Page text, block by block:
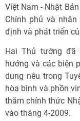
Việt Nam - Nhật
Chính phủ và
định và phát triển
Hai Thủ tướng đã
hướng và các biện
dung nêu trong
hòa bình và phồn
thăm chính thức
vào tháng 4-2009.